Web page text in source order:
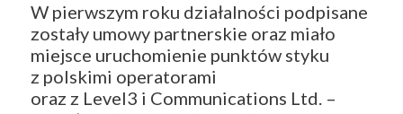
W pierwszym roku działalności podpisane
zostały umowy partnerskie oraz miało
miejsce uruchomienie punktów styku
z polskimi operatorami
oraz z Level3 i Communications Ltd. –